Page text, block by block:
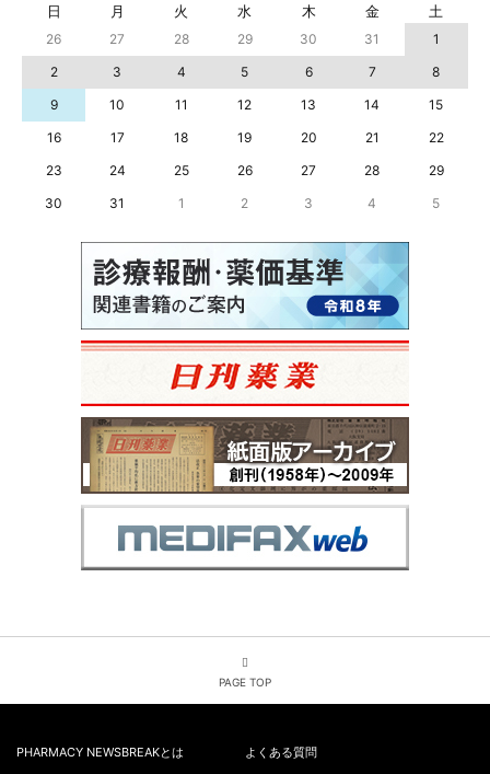
日 月 火 水 木 金 土
26 27 28 29 30 31
1
2
3 4 5 6 7
8
9
10 11 12 13 14
15
16
17 18 19 20 21
22
23
24 25 26 27 28
29
30
31 1 2 3 4 5
PAGE TOP
PHARMACY NEWSBREAKとは
よくある質問